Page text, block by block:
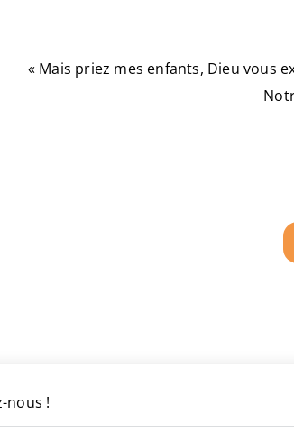
« Mais priez mes enfants, Dieu vous
nous !